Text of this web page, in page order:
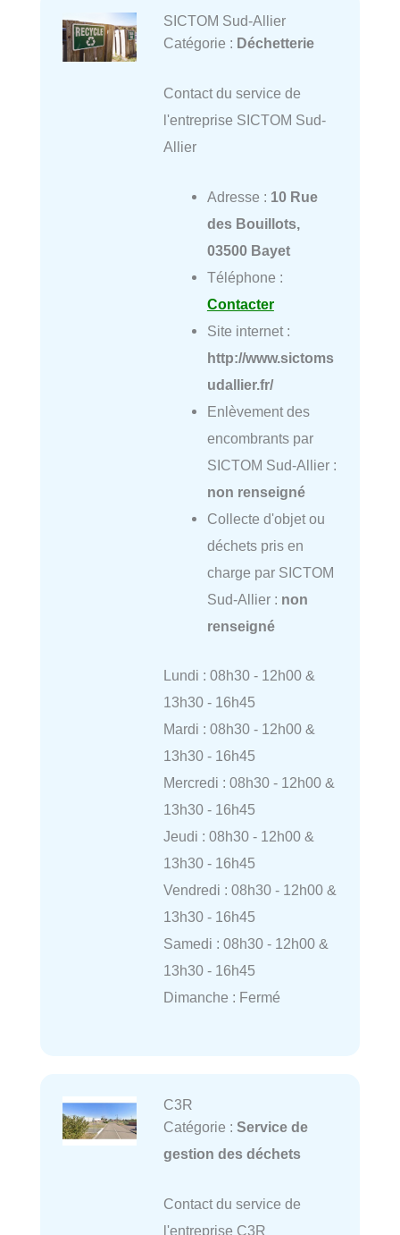
SICTOM Sud-Allier
Catégorie : Déchetterie
Contact du service de
l'entreprise SICTOM Sud-
Allier
Adresse : 10 Rue
des Bouillots,
03500 Bayet
Téléphone :
Contacter
Site internet :
http://www.sictoms
udallier.fr/
Enlèvement des
encombrants par
SICTOM Sud-Allier :
non renseigné
Collecte d'objet ou
déchets pris en
charge par SICTOM
Sud-Allier : non
renseigné
Lundi : 08h30 - 12h00 &
13h30 - 16h45
Mardi : 08h30 - 12h00 &
13h30 - 16h45
Mercredi : 08h30 - 12h00 &
13h30 - 16h45
Jeudi : 08h30 - 12h00 &
13h30 - 16h45
Vendredi : 08h30 - 12h00 &
13h30 - 16h45
Samedi : 08h30 - 12h00 &
13h30 - 16h45
Dimanche : Fermé
C3R
Catégorie : Service de
gestion des déchets
Contact du service de
l'entreprise C3R